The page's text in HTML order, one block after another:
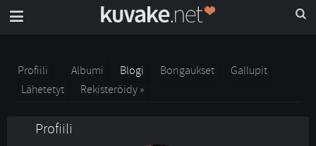
Profiili Albumi Blogi Bongaukset
Gallupit
Lähetetyt
Rekisteröidy »
Profiili